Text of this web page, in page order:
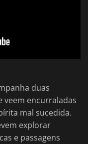
duas
veem encurraladas
mal sucedida.
explorar
e passagens